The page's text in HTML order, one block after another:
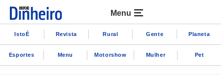
Menu
IstoÉ Revista Rural Gente Planeta
Esportes Menu Motorshow Mulher Pet